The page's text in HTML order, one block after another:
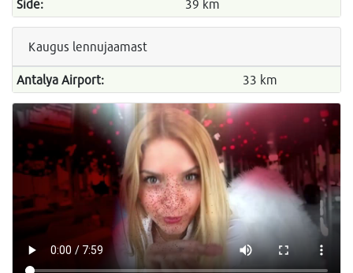
Side:
39 km
Kaugus lennujaamast
Antalya Airport: 33 km